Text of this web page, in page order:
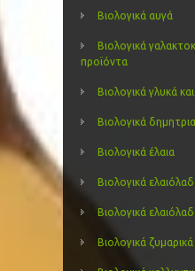
Βιολογικά αυγά
Βιολογικά
προϊόντα
Βιολογικά γλυκά
Βιολογικά
Βιολογικά έλαια
Βιολογικά
Βιολογικά
Βιολογικά ζυμαρικά